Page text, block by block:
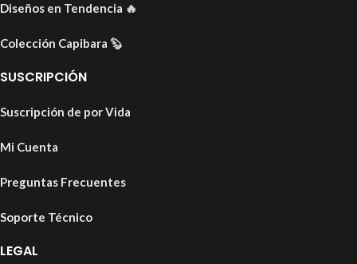
Diseños en Tendencia 🔥
Colección Capibara 🦫
SUSCRIPCIÓN
Suscripción de por Vida
Mi Cuenta
Preguntas Frecuentes
Soporte Técnico
LEGAL